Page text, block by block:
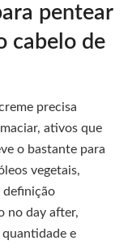
pentear
cabelo de
precisa
ativos que
o bastante para
vegetais,
definição
no day after,
e